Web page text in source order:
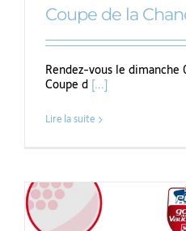
Coupe de la
Rendez-vous le dimanche
Coupe d [...]
Lire la suite